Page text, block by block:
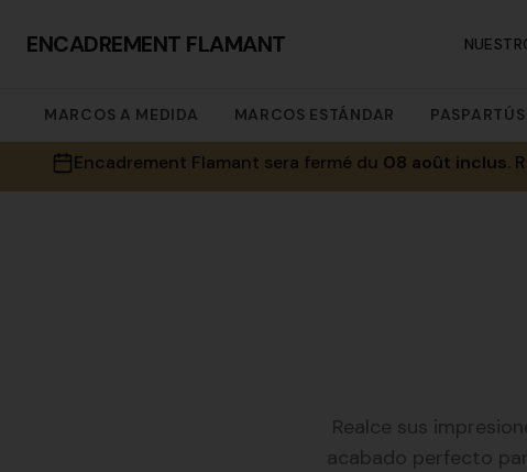
ENCADREMENT FLAMANT
MARCOS A MEDIDA MARCOS ESTÁNDAR PASPARTÚS
Encadrement Flamant sera fermé du 08 août inclus.
Realce sus
acabado perfecto